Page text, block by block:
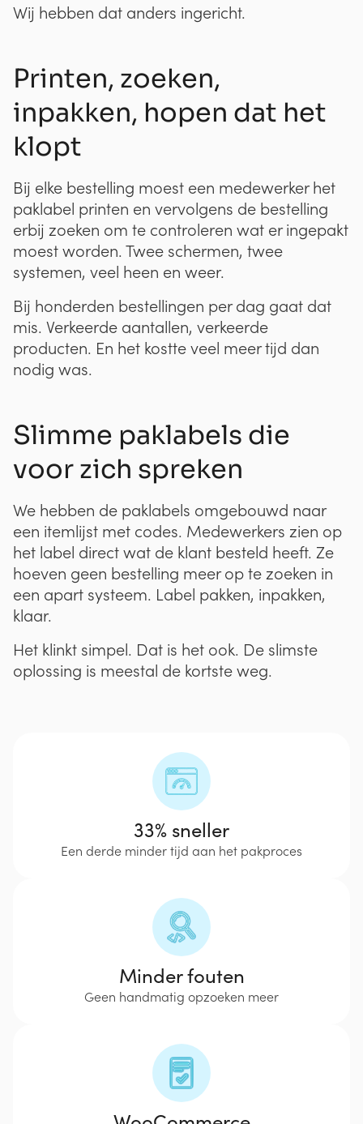
Wij hebben dat anders ingericht.
Printen, zoeken,
inpakken, hopen dat het
klopt
Bij elke bestelling moest een medewerker het
paklabel printen en vervolgens de bestelling
erbij zoeken om te controleren wat er ingepakt
moest worden. Twee schermen, twee
systemen, veel heen en weer.
Bij honderden bestellingen per dag gaat dat
mis. Verkeerde aantallen, verkeerde
producten. En het kostte veel meer tijd dan
nodig was.
Slimme paklabels die
voor zich spreken
We hebben de paklabels omgebouwd naar
een itemlijst met codes. Medewerkers zien op
het label direct wat de klant besteld heeft. Ze
hoeven geen bestelling meer op te zoeken in
een apart systeem. Label pakken, inpakken,
klaar.
Het klinkt simpel. Dat is het ook. De slimste
oplossing is meestal de kortste weg.
33% sneller
Een derde minder tijd aan het pakproces
Minder fouten
Geen handmatig opzoeken meer